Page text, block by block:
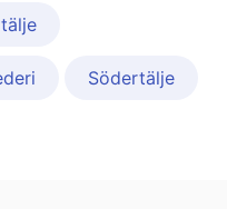
Södertälje